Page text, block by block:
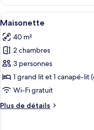
View
le
type
de
Junior
Suite
Sea
View
Afficher
toutes
les
photos
pour
ce
type
chambre :
8
Maisonette
40 m²
2 chambres
3 personnes
1 grand lit et 1 canapé-lit
Wi-Fi gratuit
Plus de détails
Plus